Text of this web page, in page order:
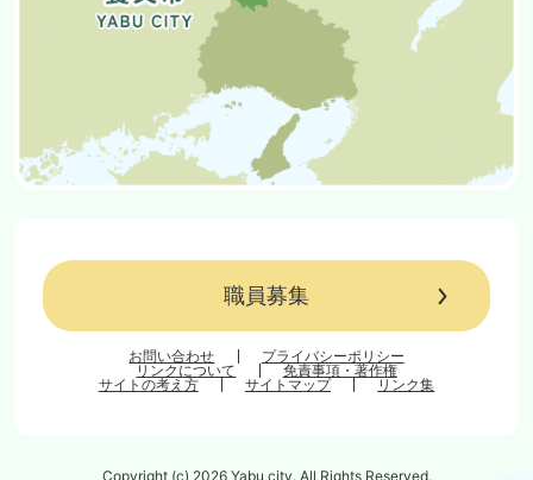
職員募集
お問い合わせ
プライバシーポリシー
リンクについて
免責事項・著作権
サイトの考え方
サイトマップ リンク集
Copyright (c) 2026 Yabu city. All Rights Reserved.